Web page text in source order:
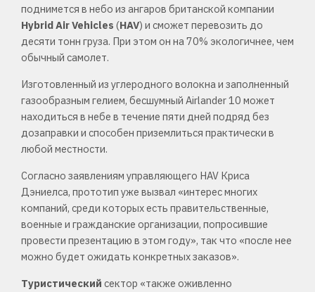
поднимется в небо из ангаров британской компании
Hybrid Air Vehicles (HAV) и сможет перевозить до
десяти тонн груза. При этом он на 70% экологичнее, чем
обычный самолет.
Изготовленный из углеродного волокна и заполненный
газообразным гелием, бесшумный Airlander 10 может
находиться в небе в течение пяти дней подряд без
дозаправки и способен приземлиться практически в
любой местности.
Согласно заявлениям управляющего HAV Криса
Дэниелса, прототип уже вызвал «интерес многих
компаний, среди которых есть правительственные,
военные и гражданские организации, попросившие
провести презентацию в этом году», так что «после нее
можно будет ожидать конкретных заказов».
Туристический сектор «также оживленно